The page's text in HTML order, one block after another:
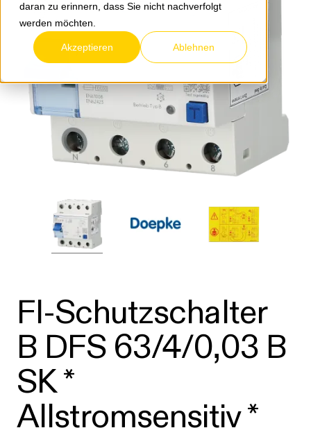
daran zu erinnern, dass Sie nicht nachverfolgt
werden möchten.
Akzeptieren Ablehnen
FI-Schutzschalter
B DFS 63/4/0,03 B
SK *
Allstromsensitiv *